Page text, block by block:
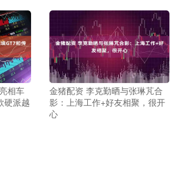
相车
硬派越
金猪配资 李克勤晒与张琳芃合
影：上海工作+好友相聚，很开
心